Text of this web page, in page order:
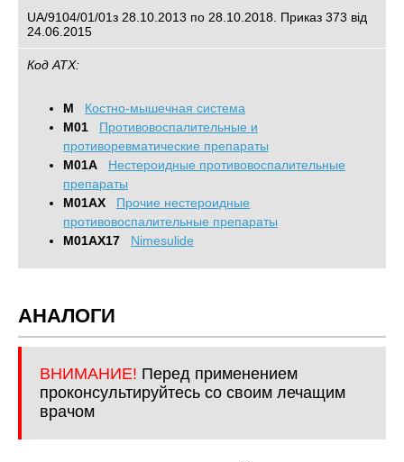
UA/9104/01/01з 28.10.2013 по 28.10.2018. Приказ 373 від
24.06.2015
Код АТХ:
M
Костно-мышечная система
M01
Противовоспалительные и
противоревматические препараты
M01A
Нестероидные противовоспалительные
препараты
M01AX
Прочие нестероидные
противовоспалительные препараты
M01AX17
Nimesulide
АНАЛОГИ
ВНИМАНИЕ! Перед применением
проконсультируйтесь со своим лечащим
врачом